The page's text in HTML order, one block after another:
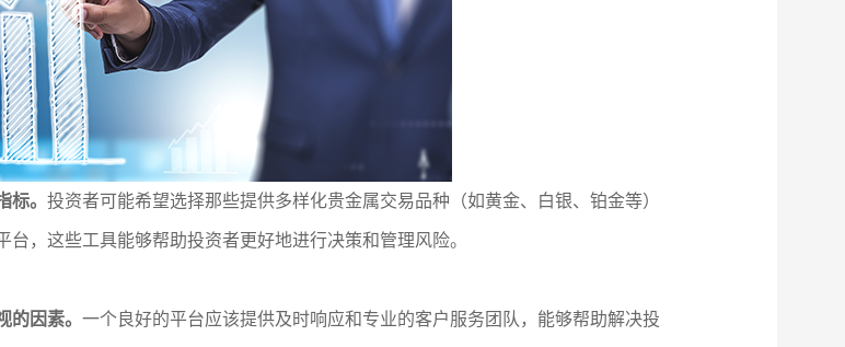
标。投资者可能希望选择那些提供多样化贵金属交易品种（如黄金、白银、铂金等）
，这些工具能够帮助投资者更好地进行决策和管理风险。
的因素。一个良好的平台应该提供及时响应和专业的客户服务团队，能够帮助解决投